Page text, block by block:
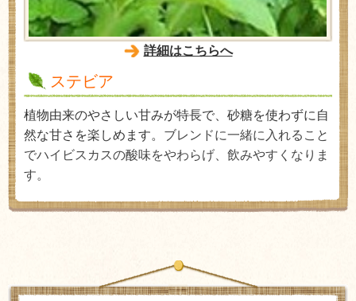
詳細はこちらへ
ステビア
植物由来のやさしい甘みが特長で、砂糖を使わずに自
然な甘さを楽しめます。 ブレンドに一緒に入れること
でハイビスカスの酸味をやわらげ、 飲みやすくなりま
す。